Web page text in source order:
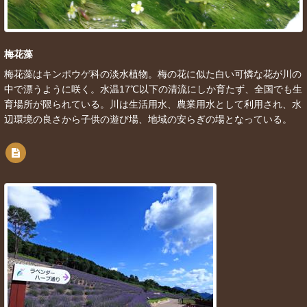
梅花藻
梅花藻はキンポウゲ科の淡水植物。梅の花に似た白い可憐な花が川の
中で漂うように咲く。水温17℃以下の清流にしか育たず、全国でも生
育場所が限られている。川は生活用水、農業用水として利用され、水
辺環境の良さから子供の遊び場、地域の安らぎの場となっている。